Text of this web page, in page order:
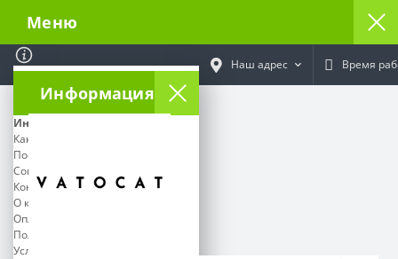
Меню
Информация
Информация
Как отследить посылку
Поставщикам
Социальный контракт
Контакты
О команде Ватокат
Оплата и Доставка
Политика Безопасности
Условия соглашения
Наш адрес Время